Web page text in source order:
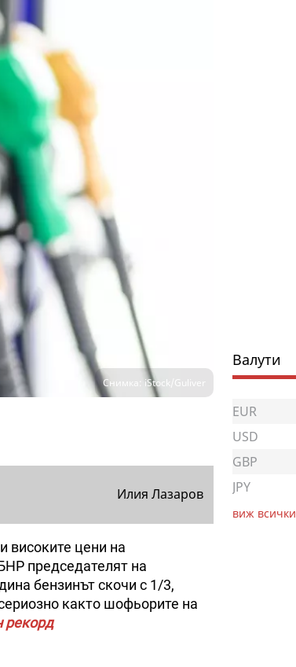
Снимка: iStock/Guliver
Илия Лазаров
високите цени на
председателят на
бензинът скочи с 1/3,
както шофьорите на
рекорд
Валути
EUR
USD
GBP
JPY
виж всички